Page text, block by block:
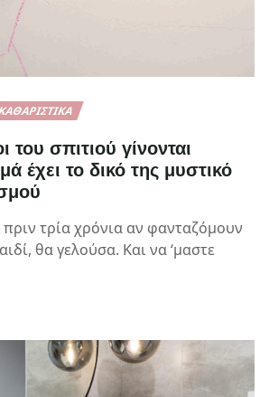
του σπιτιού γίνονται
έχει το δικό της μυστικό
τρία χρόνια αν φανταζόμουν
θα γελούσα. Και να ‘μαστε